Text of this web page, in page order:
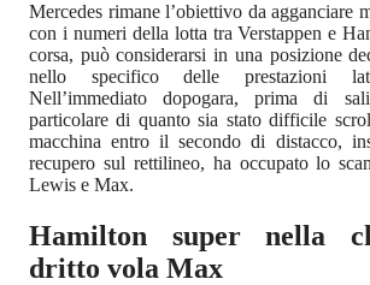
Mercedes rimane l’obiettivo da agganciare
con i numeri della lotta tra Verstappen e
corsa, può considerarsi in una posizione
nello specifico delle prestazioni
Nell’immediato dopogara, prima di
particolare di quanto sia stato difficile
macchina entro il secondo di distacco,
recupero sul rettilineo, ha occupato lo
Lewis e Max.
Hamilton super nella
dritto vola Max